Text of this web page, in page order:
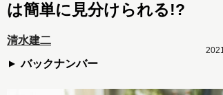
は簡単に見分けられる!?
清水建二
バックナンバー